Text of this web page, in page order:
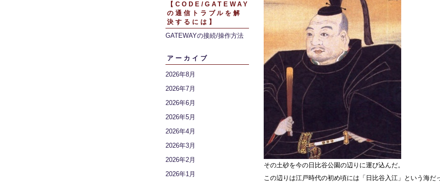
【CODE/GATEWAY
の通信トラブルを解
決するには】
GATEWAYの接続/操作方法
アーカイブ
2026年8月
2026年7月
2026年6月
2026年5月
2026年4月
2026年3月
2026年2月
2026年1月
その土砂を今の日比谷公園の辺りに運び込んだ。
この辺りは江戸時代の初め頃には「日比谷入江」という海だ